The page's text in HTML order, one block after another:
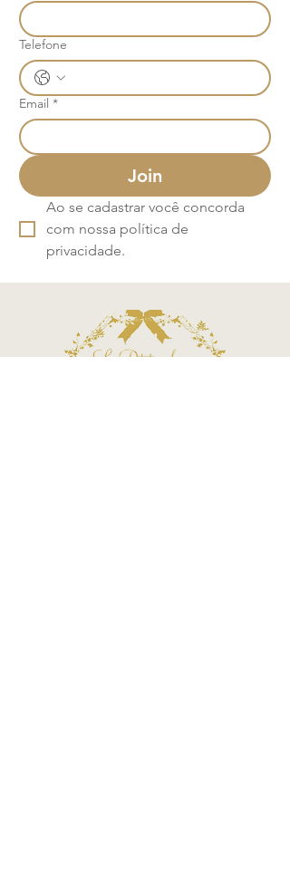
Telefone
Email *
Join
Ao se cadastrar você concorda
com nossa política de
privacidade.